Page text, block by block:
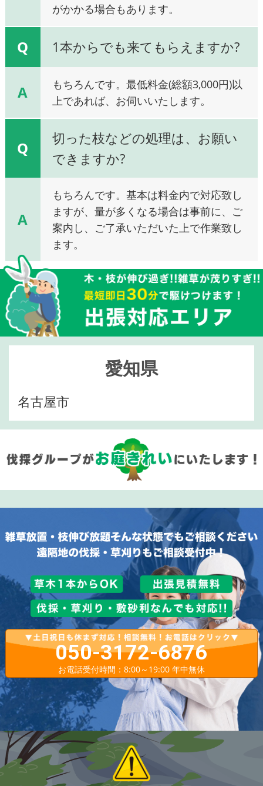
がかかる場合もあります。
Q 1本からでも来てもらえますか?
A
もちろんです。最低料金(総額3,000円)以
上であれば、お伺いいたします。
Q
切った枝などの処理は、お願い
できますか?
A
もちろんです。基本は料金内で対応致し
ますが、量が多くなる場合は事前に、ご
案内し、ご了承いただいた上で作業致し
ます。
愛知県
名古屋市
050-3172-6876
お電話受付時間：8:00～19:00 年中無休